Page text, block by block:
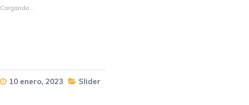
Cargando...
10 enero, 2023 Slider